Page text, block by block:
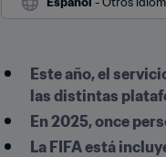
Este año, el
las distintas
En 2025, once
La FIFA está